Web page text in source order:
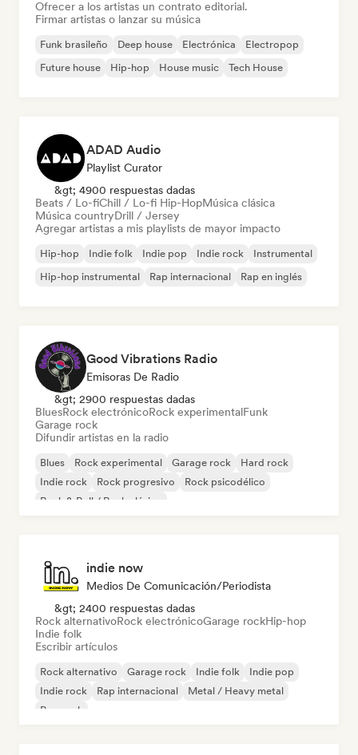
Ofrecer a los artistas un contrato editorial.
Firmar artistas o lanzar su música
Funk brasileño Deep house Electrónica
Electropop
Future house
Hip-hop House music Tech House
ADAD Audio
Playlist Curator
&gt; 4900 respuestas dadas
Beats / Lo-fiChill / Lo-fi Hip-HopMúsica clásica
Música countryDrill / Jersey
Agregar artistas a mis playlists de mayor impacto
Hip-hop Indie folk Indie pop Indie rock
Instrumental
Hip-hop instrumental
Rap internacional Rap en inglés
Good Vibrations Radio
Emisoras De Radio
&gt; 2900 respuestas dadas
BluesRock electrónicoRock experimentalFunk
Garage rock
Difundir artistas en la radio
Blues Rock experimental Garage rock
Hard rock
Indie rock
Rock progresivo
Rock psicodélico
Rock & Roll / Rock clásico
indie now
Medios De Comunicación/Periodista
&gt; 2400 respuestas dadas
Rock alternativoRock electrónicoGarage rockHip-hop
Indie folk
Escribir artículos
Rock alternativo Garage rock Indie folk
Indie pop
Indie rock
Rap internacional
Metal / Heavy metal
Pop rock